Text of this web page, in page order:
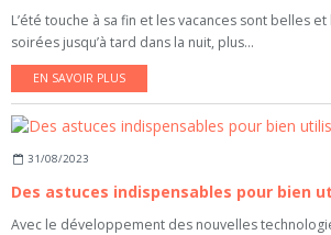
L’été touche à sa fin et les vacances sont belles
soirées jusqu’à tard dans la nuit, plus...
EN SAVOIR PLUS
31/08/2023
Des astuces indispensables pour bien
Avec le développement des nouvelles